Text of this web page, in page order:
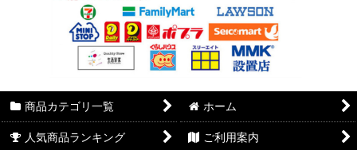
商品カテゴリ一覧 ホーム
人気商品ランキング ご利用案内